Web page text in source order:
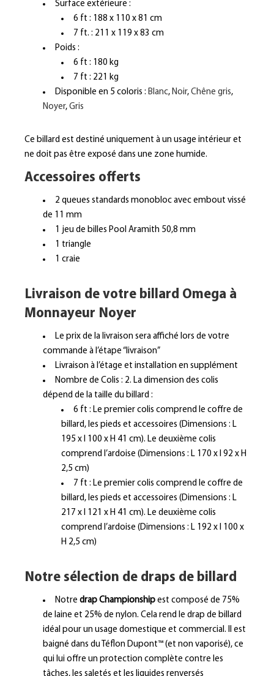
Surface extérieure :
6 ft : 188 x 110 x 81 cm
7 ft. : 211 x 119 x 83 cm
Poids :
6 ft : 180 kg
7 ft : 221 kg
Disponible en 5 coloris : Blanc, Noir, Chêne gris,
Noyer, Gris
Ce billard est destiné uniquement à un usage intérieur et
ne doit pas être exposé dans une zone humide.
Accessoires offerts
2 queues standards monobloc avec embout vissé
de 11 mm
1 jeu de billes Pool Aramith 50,8 mm
1 triangle
1 craie
Livraison de votre billard Omega à
Monnayeur Noyer
Le prix de la livraison sera affiché lors de votre
commande à l’étape “livraison”
Livraison à l’étage et installation en supplément
Nombre de Colis : 2. La dimension des colis
dépend de la taille du billard :
6 ft : Le premier colis comprend le coffre de
billard, les pieds et accessoires (Dimensions : L
195 x l 100 x H 41 cm). Le deuxième colis
comprend l’ardoise (Dimensions : L 170 x l 92 x H
2,5 cm)
7 ft : Le premier colis comprend le coffre de
billard, les pieds et accessoires (Dimensions : L
217 x l 121 x H 41 cm). Le deuxième colis
comprend l’ardoise (Dimensions : L 192 x l 100 x
H 2,5 cm)
Notre sélection de draps de billard
Notre drap Championship est composé de 75%
de laine et 25% de nylon. Cela rend le drap de billard
idéal pour un usage domestique et commercial. Il est
baigné dans du Téflon Dupont™ (et non vaporisé), ce
qui lui offre un protection complète contre les
tâches, les saletés et les liquides renversés